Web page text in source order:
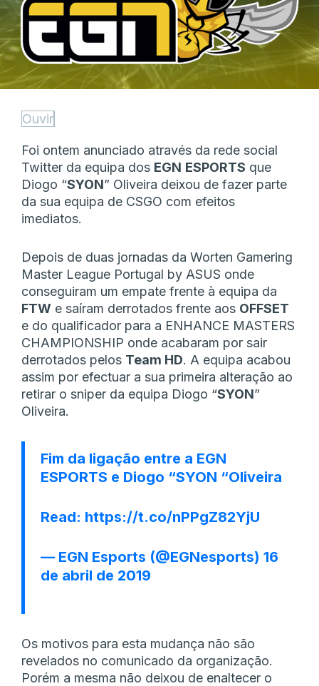
Ouvir
Foi ontem anunciado através da rede social
Twitter da equipa dos EGN ESPORTS que
Diogo “SYON” Oliveira deixou de fazer parte
da sua equipa de CSGO com efeitos
imediatos.
Depois de duas jornadas da Worten Gamering
Master League Portugal by ASUS onde
conseguiram um empate frente à equipa da
FTW e saíram derrotados frente aos OFFSET
e do qualificador para a ENHANCE MASTERS
CHAMPIONSHIP onde acabaram por sair
derrotados pelos Team HD. A equipa acabou
assim por efectuar a sua primeira alteração ao
retirar o sniper da equipa Diogo “SYON”
Oliveira.
Fim da ligação entre a EGN
ESPORTS e Diogo “SYON “Oliveira
Read: https://t.co/nPPgZ82YjU
— EGN Esports (@EGNesports) 16
de abril de 2019
Os motivos para esta mudança não são
revelados no comunicado da organização.
Porém a mesma não deixou de enaltecer o